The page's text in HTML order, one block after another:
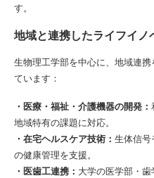
す。
地域と連携したライフイノ
生物理工学部を中心に、地域連
ています：
・医療・福祉・介護機器の開発：
地域特有の課題に対応。
・在宅ヘルスケア技術： 生体信号
の健康管理を支援。
・医歯工連携： 大学の医学部・